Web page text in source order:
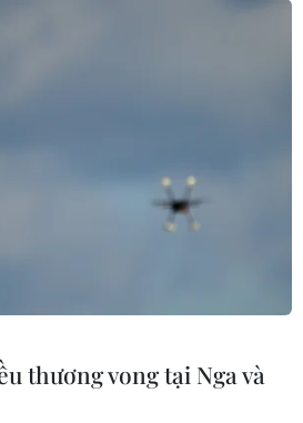
thương vong tại Nga và